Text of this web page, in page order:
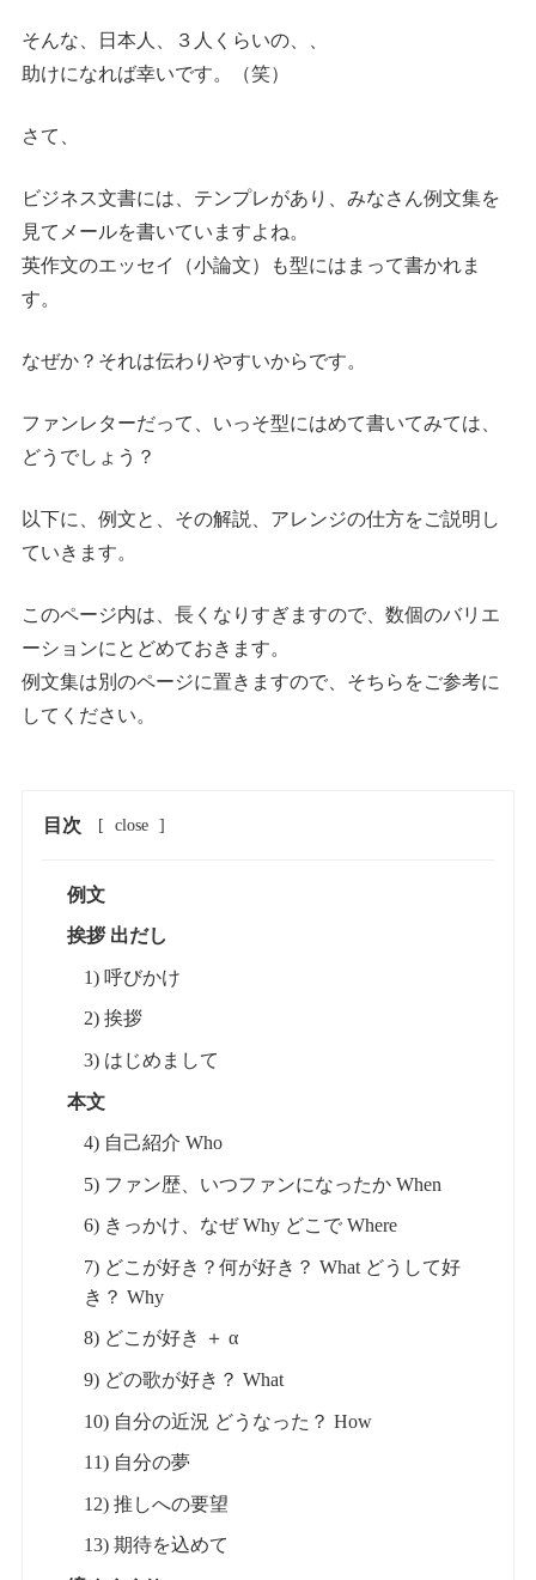
そんな、日本人、３人くらいの、、
助けになれば幸いです。（笑）
さて、
ビジネス文書には、テンプレがあり、みなさん例文集を
見てメールを書いていますよね。
英作文のエッセイ（小論文）も型にはまって書かれま
す。
なぜか？それは伝わりやすいからです。
ファンレターだって、いっそ型にはめて書いてみては、
どうでしょう？
以下に、例文と、その解説、アレンジの仕方をご説明し
ていきます。
このページ内は、長くなりすぎますので、数個のバリエ
ーションにとどめておきます。
例文集は別のページに置きますので、そちらをご参考に
してください。
目次 [ close ]
例文
挨拶 出だし
1) 呼びかけ
2) 挨拶
3) はじめまして
本文
4) 自己紹介 Who
5) ファン歴、いつファンになったか When
6) きっかけ、なぜ Why どこで Where
7) どこが好き？何が好き？ What どうして好
き？ Why
8) どこが好き ＋ α
9) どの歌が好き？ What
10) 自分の近況 どうなった？ How
11) 自分の夢
12) 推しへの要望
13) 期待を込めて